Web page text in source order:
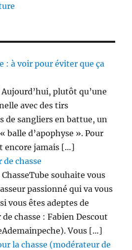
: à voir pour éviter que ça
plutôt qu’une
avec des tirs
de sangliers en battue, un
balle d’apophyse ». Pour
encore jamais […]
de chasse
souhaite vous
passionné qui va vous
vous êtes adeptes de
chasse : Fabien Descout
Vous […]
la chasse (modérateur de